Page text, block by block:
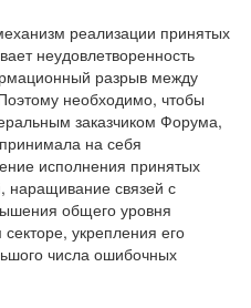
реализации принятых
неудовлетворенность
разрыв между
необходимо, чтобы
заказчиком Форума,
на себя
исполнения принятых
наращивание связей с
общего уровня
укрепления его
числа ошибочных